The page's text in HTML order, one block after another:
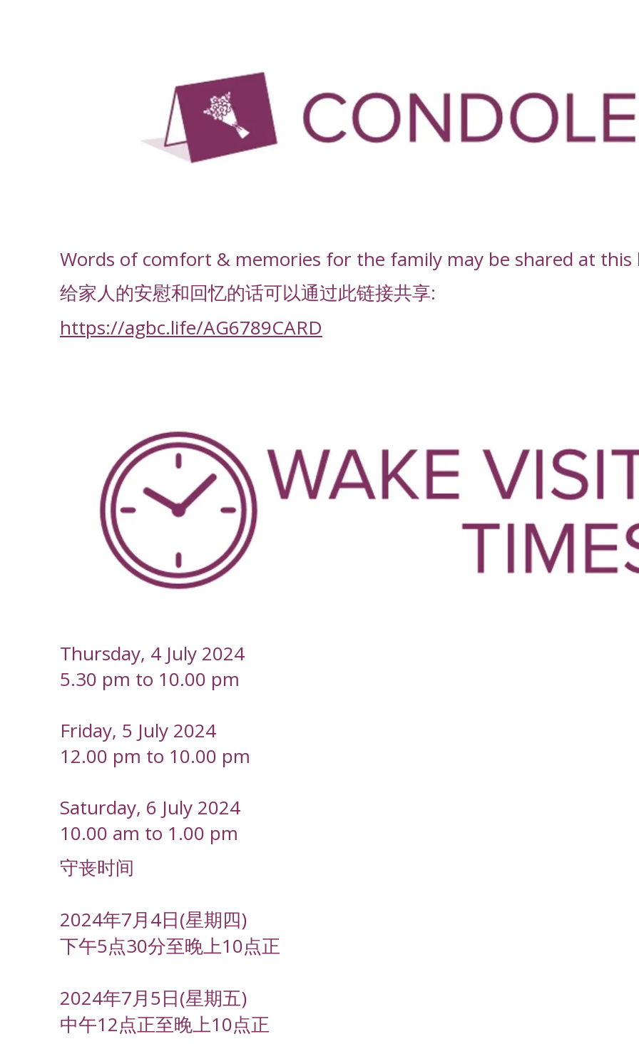
Words of comfort & memories for the family may be shared at this
给家人的安慰和回忆的话可以通过此链接共享:
https://agbc.life/AG6789CARD
Thursday, 4 July 2024
5.30 pm to 10.00 pm
Friday, 5 July 2024
12.00 pm to 10.00 pm
Saturday, 6 July 2024
10.00 am to 1.00 pm
守丧时间
2024年7月4日(星期四)
下午5点30分至晚上10点正
2024年7月5日(星期五)
中午12点正至晚上10点正